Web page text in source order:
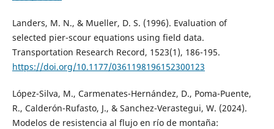
Landers, M. N., & Mueller, D. S. (1996). Evaluation of
selected pier-scour equations using field data.
Transportation Research Record, 1523(1), 186-195.
https://doi.org/10.1177/0361198196152300123
López-Silva, M., Carmenates-Hernández, D., Poma-Puente,
R., Calderón-Rufasto, J., & Sanchez-Verastegui, W. (2024).
Modelos de resistencia al flujo en río de montaña: